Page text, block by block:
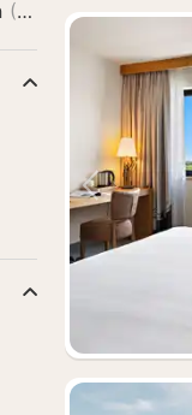
Vorige
(6)